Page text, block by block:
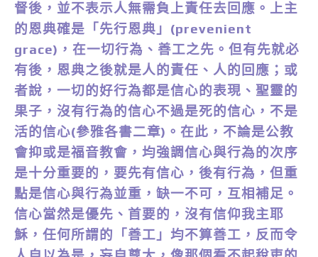
督後，並不表示人無需負上責任去回應。上主
的恩典確是「先行恩典」(prevenient
grace)，在一切行為、善工之先。但有先就必
有後，恩典之後就是人的責任、人的回應；或
者說，一切的好行為都是信心的表現、聖靈的
果子，沒有行為的信心不過是死的信心，不是
活的信心(參雅各書二章)。在此，不論是公教
會抑或是福音教會，均強調信心與行為的次序
是十分重要的，要先有信心，後有行為，但重
點是信心與行為並重，缺一不可，互相補足。
信心當然是優先、首要的，沒有信仰我主耶
穌，任何所謂的「善工」均不算善工，反而令